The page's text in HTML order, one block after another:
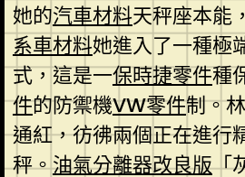
她的汽車材料天秤座本能，
系車材料她進入了一種極
式，這是一保時捷零件種
件的防禦機VW零件制。
通紅，彷彿兩個正在進行
秤。油氣分離器改良版「